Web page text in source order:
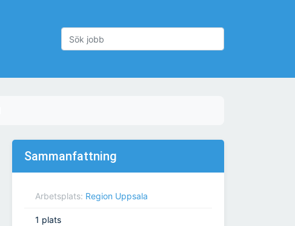
Sammanfattning
Arbetsplats: Region Uppsala
1 plats